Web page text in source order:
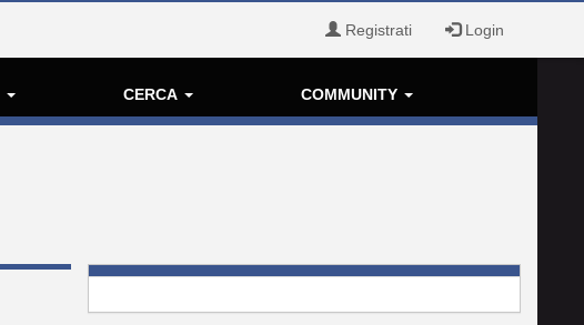
Registrati Login
CERCA COMMUNITY